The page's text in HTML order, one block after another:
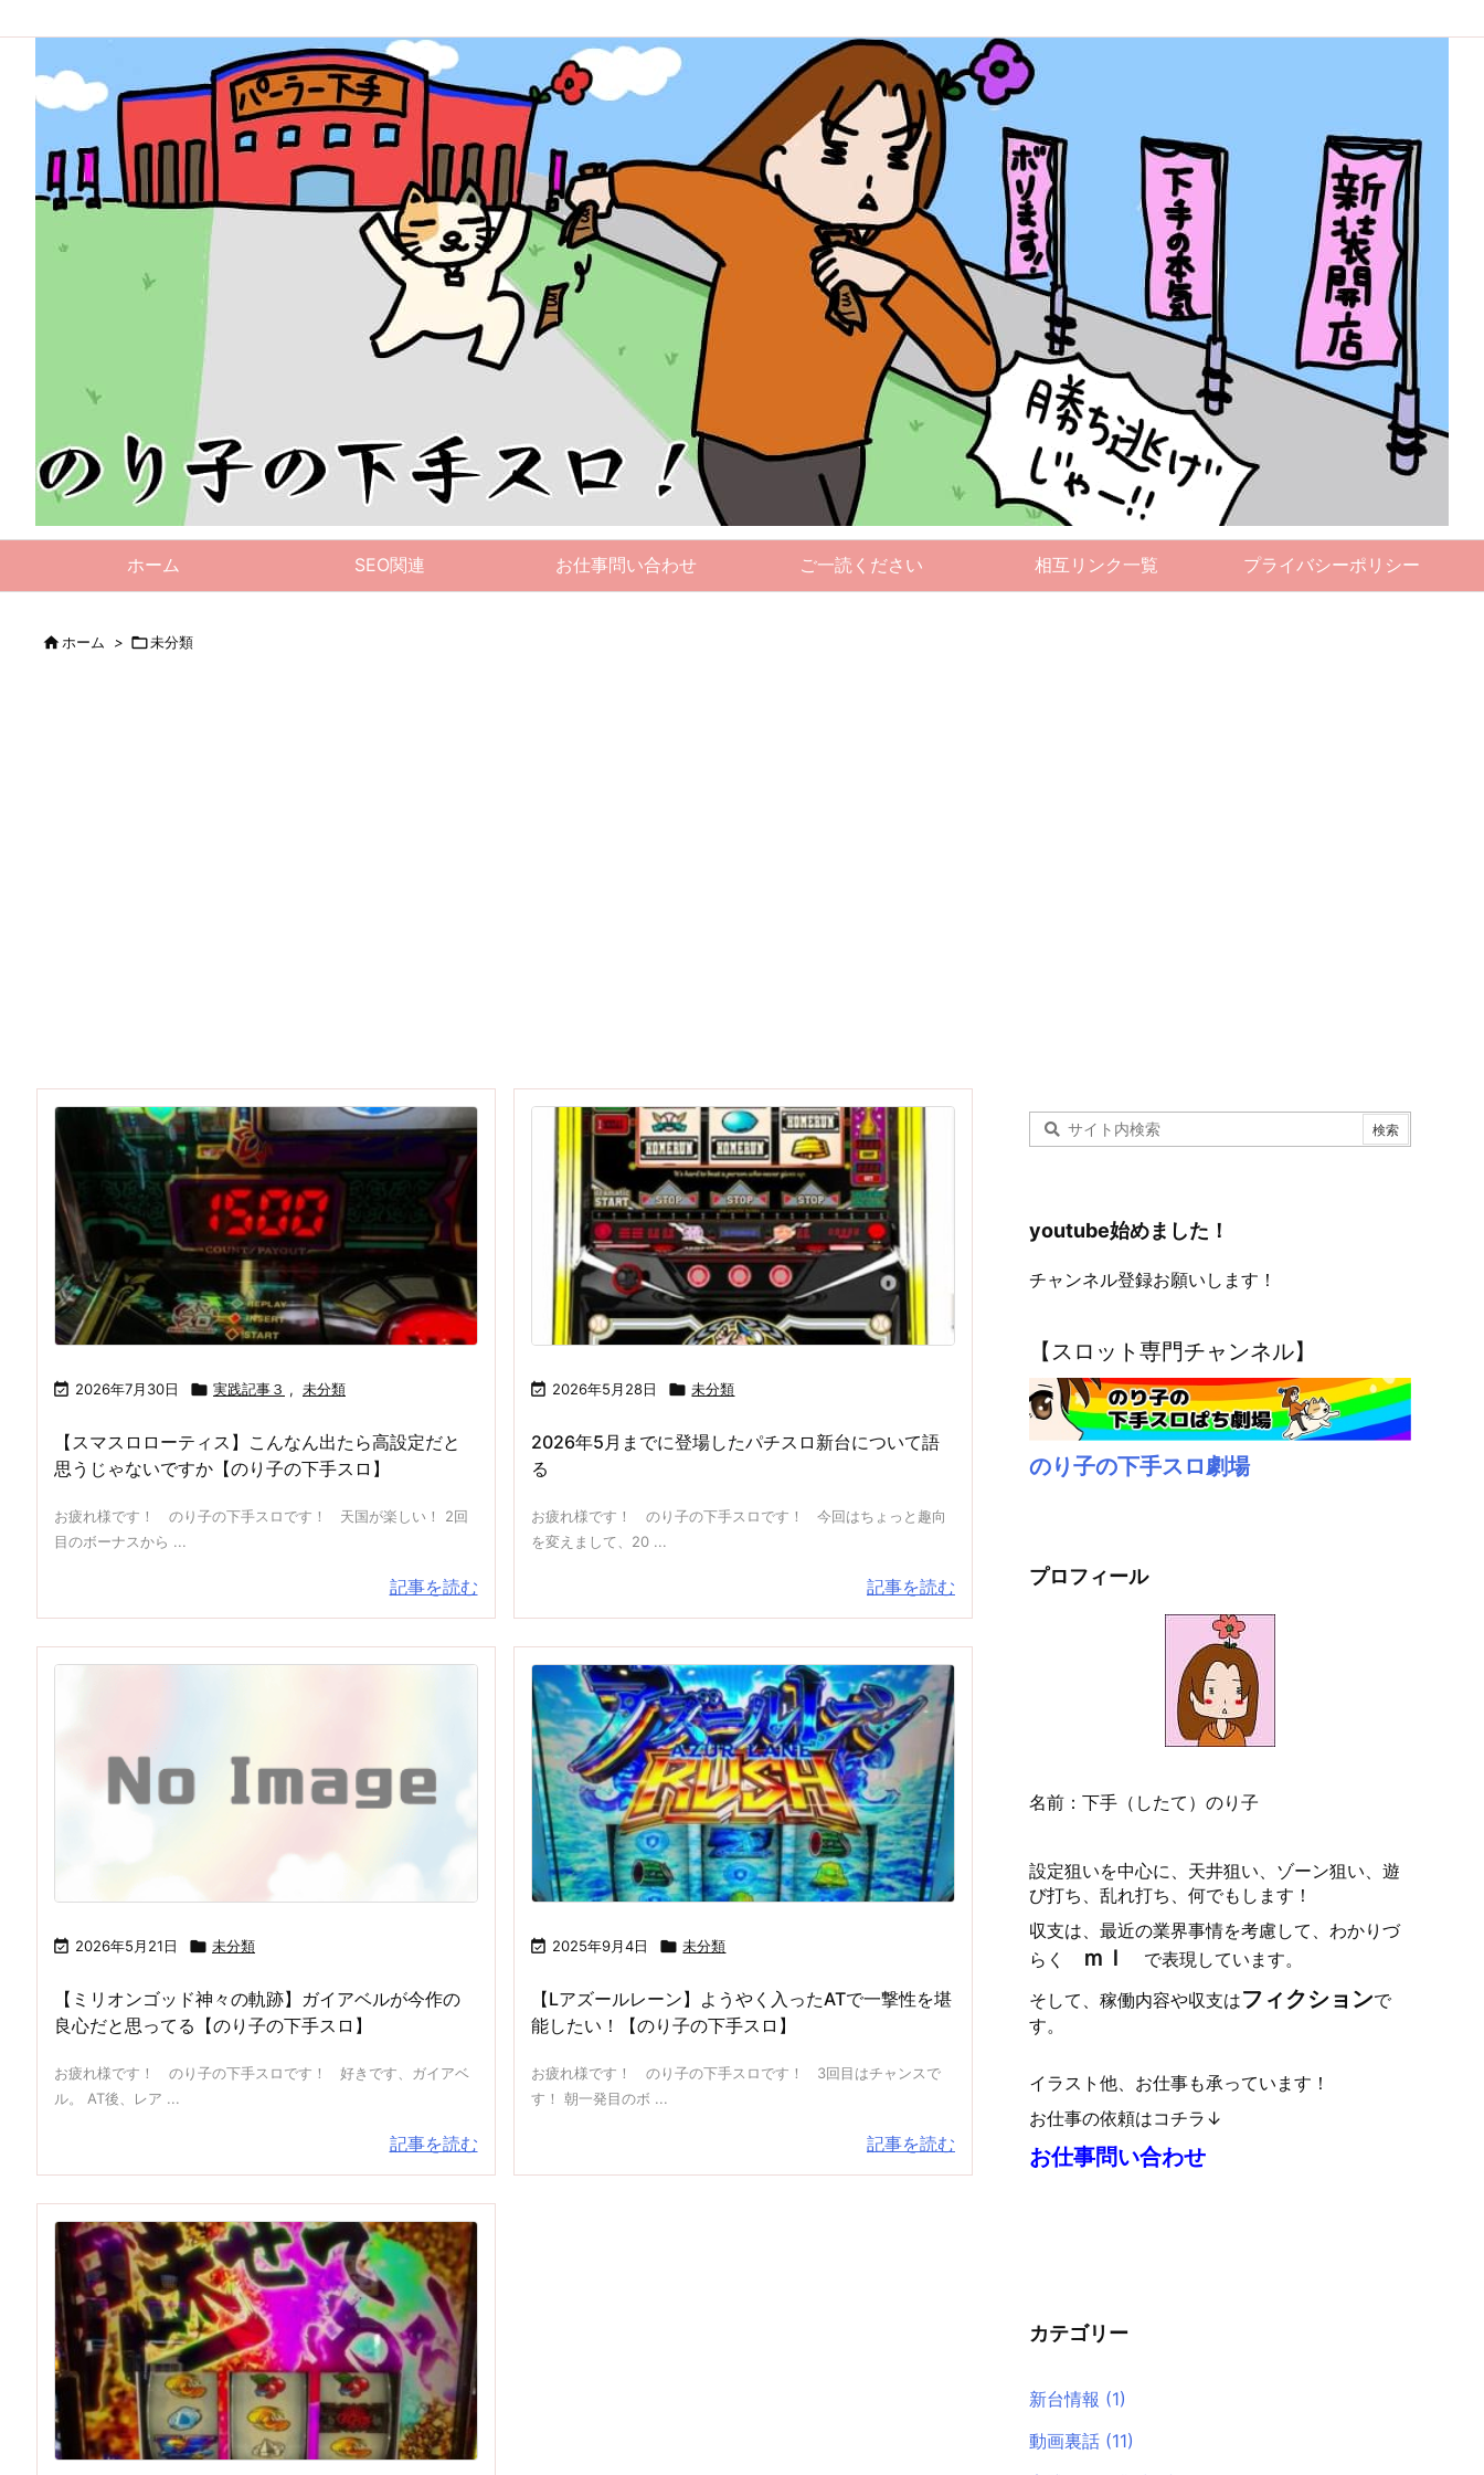
ホーム SEO関連 お仕事問い合わせ ご一読ください 相互リンク一覧 プライバシーポリシー
ホーム > 未分類
 2026年7月30日  実践記事３ , 未分類
【スマスロローティス】こんなん出たら高設定だと
思うじゃないですか【のり子の下手スロ】
お疲れ様です！ のり子の下手スロです！ 天国が楽しい！ 2回
目のボーナスから ...
記事を読む
 2026年5月28日  未分類
2026年5月までに登場したパチスロ新台について語
る
お疲れ様です！ のり子の下手スロです！ 今回はちょっと趣向
を変えまして、20 ...
記事を読む
 2026年5月21日  未分類
【ミリオンゴッド神々の軌跡】ガイアベルが今作の
良心だと思ってる【のり子の下手スロ】
お疲れ様です！ のり子の下手スロです！ 好きです、ガイアベ
ル。 AT後、レア ...
記事を読む
 2025年9月4日  未分類
【Lアズールレーン】ようやく入ったATで一撃性を堪
能したい！【のり子の下手スロ】
お疲れ様です！ のり子の下手スロです！ 3回目はチャンスで
す！ 朝一発目のボ ...
記事を読む
youtube始めました！
チャンネル登録お願いします！
【スロット専門チャンネル】
のり子の下手スロ劇場
プロフィール
名前：下手（したて）のり子
設定狙いを中心に、天井狙い、ゾーン狙い、遊
び打ち、乱れ打ち、何でもします！
収支は、最近の業界事情を考慮して、わかりづ
らく
ｍｌ
で表現しています。
そして、稼働内容や収支はフィクションで
す。
イラスト他、お仕事も承っています！
お仕事の依頼はコチラ↓
お仕事問い合わせ
カテゴリー
新台情報 (1)
動画裏話 (11)